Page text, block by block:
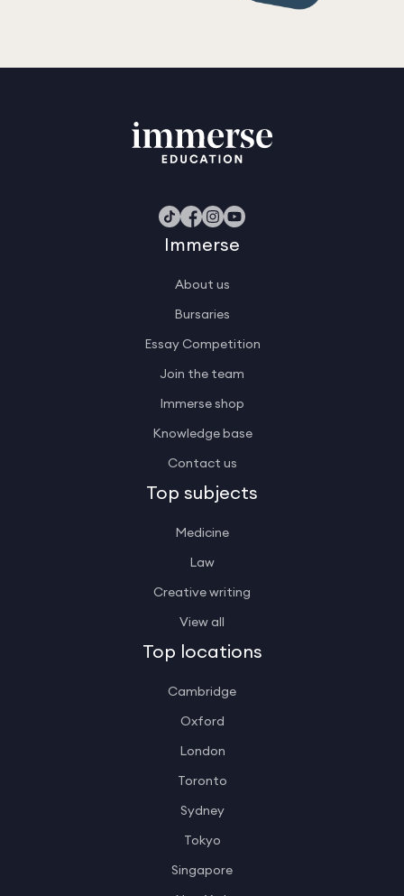
Immerse
About us
Bursaries
Essay Competition
Join the team
Immerse shop
Knowledge base
Contact us
Top subjects
Medicine
Law
Creative writing
View all
Top locations
Cambridge
Oxford
London
Toronto
Sydney
Tokyo
Singapore